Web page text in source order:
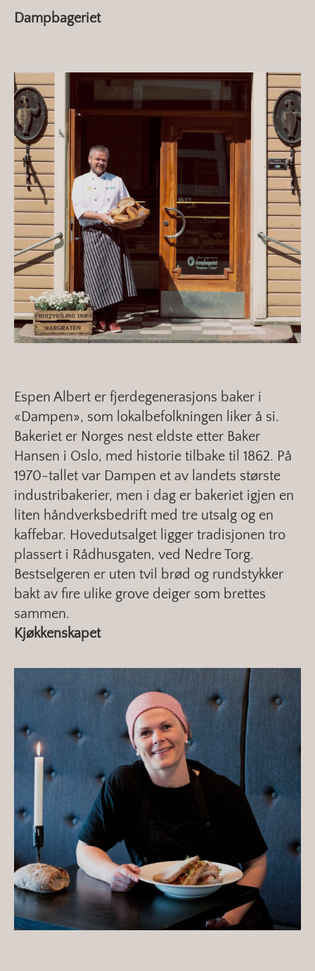
Dampbageriet
Espen Albert er fjerdegenerasjons baker i
«Dampen», som lokalbefolkningen liker å si.
Bakeriet er Norges nest eldste etter Baker
Hansen i Oslo, med historie tilbake til 1862. På
1970-tallet var Dampen et av landets største
industribakerier, men i dag er bakeriet igjen en
liten håndverksbedrift med tre utsalg og en
kaffebar. Hovedutsalget ligger tradisjonen tro
plassert i Rådhusgaten, ved Nedre Torg.
Bestselgeren er uten tvil brød og rundstykker
bakt av fire ulike grove deiger som brettes
sammen.
Kjøkkenskapet